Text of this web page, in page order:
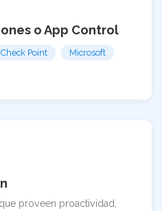
o App Control
Check Point
Microsoft
proveen proactividad,